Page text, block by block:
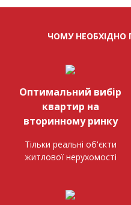
ЧОМУ
Оптимальний вибір
квартир на
вторинному ринку
Тільки реальні об'єкти
житлової нерухомості